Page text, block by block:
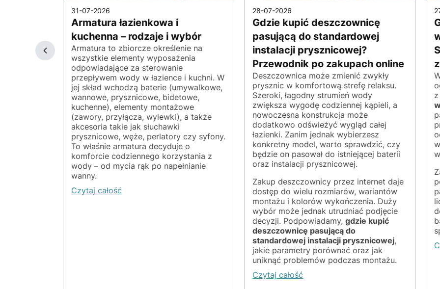
31-07-2026
Armatura łazienkowa i
kuchenna – rodzaje i wybór
Armatura to zbiorcze określenie na
wszystkie elementy wyposażenia
odpowiadające za sterowanie
przepływem wody w łazience i kuchni. W
jej skład wchodzą baterie (umywalkowe,
wannowe, prysznicowe, bidetowe,
kuchenne), elementy montażowe
(zawory, przyłącza, wylewki), a także
akcesoria takie jak słuchawki
prysznicowe, węże, perlatory czy syfony.
To właśnie armatura decyduje o
komforcie codziennego korzystania z
wody – od mycia rąk po napełnianie
wanny.
Czytaj całość
28-07-2026
Gdzie kupić deszczownicę
pasującą do standardowej
instalacji prysznicowej?
Przewodnik po zakupach online
Deszczownica może zmienić zwykły
prysznic w komfortową strefę relaksu.
Szeroki, łagodny strumień wody
zwiększa wygodę codziennej kąpieli, a
nowoczesna konstrukcja może
dodatkowo odświeżyć wygląd całej
łazienki. Zanim jednak wybierzesz
konkretny model, warto sprawdzić, czy
będzie on pasował do istniejącej baterii
oraz instalacji prysznicowej.
Zakup deszczownicy przez internet daje
dostęp do wielu rozmiarów, wariantów
montażu i kolorów wykończenia. Duży
wybór może jednak utrudniać podjęcie
decyzji. Podpowiadamy,gdzie kupić
deszczownicę pasującą do
standardowej instalacji prysznicowej,
jakie parametry porównać oraz jak
uniknąć problemów podczas montażu.
Czytaj całość